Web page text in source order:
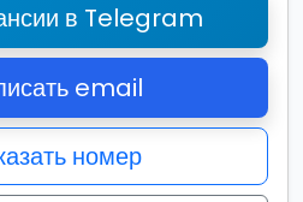
в Telegram
email
номер